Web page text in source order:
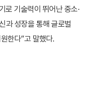
로 기술력이 뛰어난 중소·
과 성장을 통해 글로벌
한다”고 말했다.